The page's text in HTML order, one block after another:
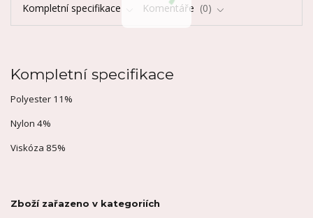
Kompletní specifikace Komentáře 0
Kompletní specifikace
Polyester 11%
Nylon 4%
Viskóza 85%
Zboží zařazeno v kategoriích